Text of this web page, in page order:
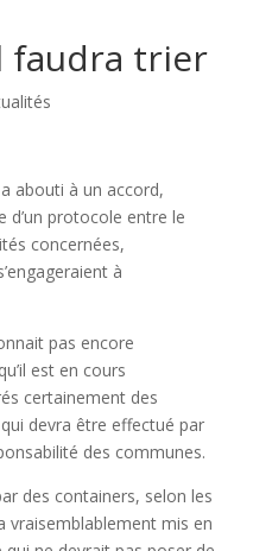
faudra trier
abouti à un accord,
d’un protocole entre le
concernées,
à
pas encore
est en cours
certainement des
devra être effectué par
des communes.
des containers, selon les
vraisemblablement mis en